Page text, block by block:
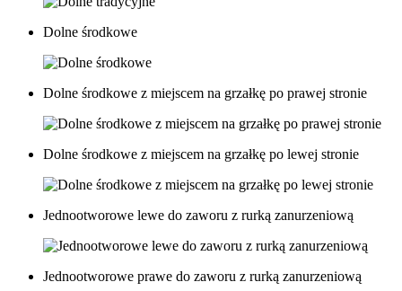
Dolne środkowe
Dolne środkowe z miejscem na grzałkę po prawej stronie
Dolne środkowe z miejscem na grzałkę po lewej stronie
Jednootworowe lewe do zaworu z rurką zanurzeniową
Jednootworowe prawe do zaworu z rurką zanurzeniową